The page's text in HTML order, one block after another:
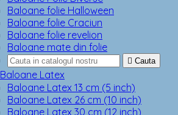
Baloane folie Halloween
Baloane folie Craciun
Baloane folie revelion
Baloane mate din folie
 Cauta
Baloane Latex
Baloane Latex 13 cm (5 inch)
Baloane Latex 26 cm (10 inch)
Baloane Latex 30 cm (12 inch)